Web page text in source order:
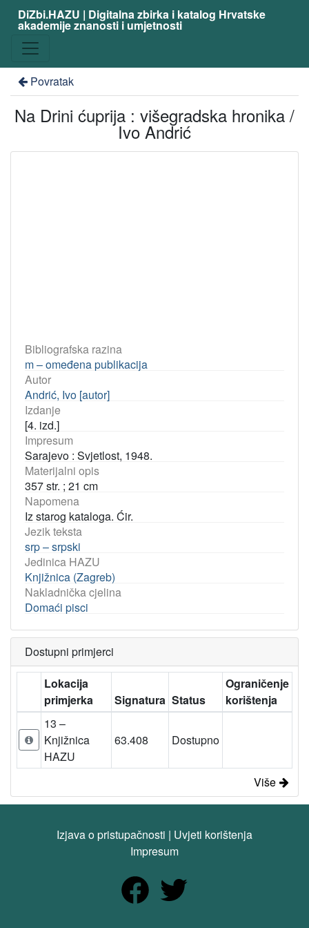
DiZbi.HAZU | Digitalna zbirka i katalog Hrvatske
akademije znanosti i umjetnosti
Povratak
Na Drini ćuprija : višegradska hronika /
Ivo Andrić
Bibliografska razina
m – omeđena publikacija
Autor
Andrić, Ivo [autor]
Izdanje
[4. izd.]
Impresum
Sarajevo : Svjetlost, 1948.
Materijalni opis
357 str. ; 21 cm
Napomena
Iz starog kataloga. Ćir.
Jezik teksta
srp – srpski
Jedinica HAZU
Knjižnica (Zagreb)
Nakladnička cjelina
Domaći pisci
Dostupni primjerci
Lokacija
primjerka
Signatura Status
Ograničenje
korištenja
13 –
Knjižnica
HAZU
63.408 Dostupno
Više
Izjava o pristupačnosti | Uvjeti korištenja
Impresum